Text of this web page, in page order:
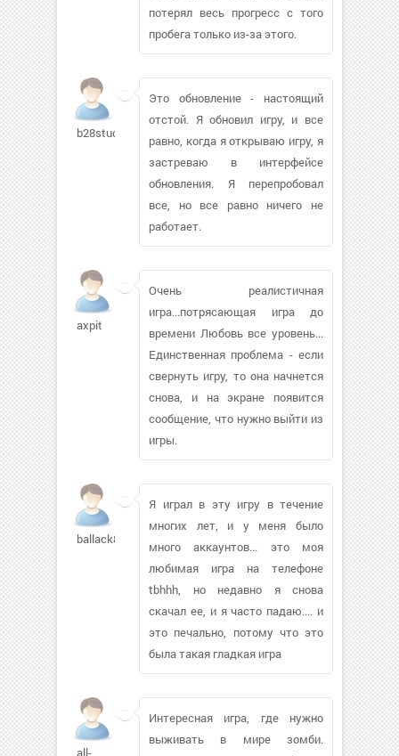
потерял весь прогресс с того
пробега только из-за этого.
b28studio
Это обновление - настоящий
отстой. Я обновил игру, и все
равно, когда я открываю игру, я
застреваю в интерфейсе
обновления. Я перепробовал
все, но все равно ничего не
работает.
axpit
Очень реалистичная
игра...потрясающая игра до
времени Любовь все уровень...
Единственная проблема - если
свернуть игру, то она начнется
снова, и на экране появится
сообщение, что нужно выйти из
игры.
ballack8928
Я играл в эту игру в течение
многих лет, и у меня было
много аккаунтов... это моя
любимая игра на телефоне
tbhhh, но недавно я снова
скачал ее, и я часто падаю.... и
это печально, потому что это
была такая гладкая игра
all-
Интересная игра, где нужно
выживать в мире зомби.